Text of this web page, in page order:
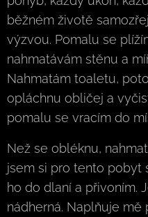
běžném životě
výzvou. Pomalu se
nahmatávám stěnu a
Nahmatám toaletu,
opláchnu obličej a
pomalu se vracím do
Než se obléknu,
jsem si pro tento pobyt
ho do dlaní a přivoním.
nádherná. Naplňuje